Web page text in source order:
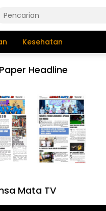
Kesehatan
Headline
Mata TV